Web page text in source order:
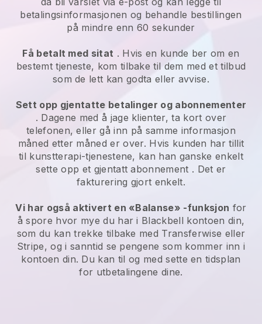
betalingsinformasjonen og behandle bestillingen
på mindre enn 60 sekunder
Få betalt med sitat . Hvis en kunde ber om en
bestemt tjeneste, kom tilbake til dem med et tilbud
som de lett kan godta eller avvise.
Sett opp gjentatte betalinger og abonnementer
. Dagene med å jage klienter, ta kort over
telefonen, eller gå inn på samme informasjon
måned etter måned er over. Hvis kunden har tillit
til kunstterapi-tjenestene, kan han ganske enkelt
sette opp et gjentatt abonnement . Det er
fakturering gjort enkelt.
Vi har også aktivert en «Balanse» -funksjon for
å spore hvor mye du har i Blackbell kontoen din,
som du kan trekke tilbake med Transferwise eller
Stripe, og i sanntid se pengene som kommer inn i
kontoen din. Du kan til og med sette en tidsplan
for utbetalingene dine.